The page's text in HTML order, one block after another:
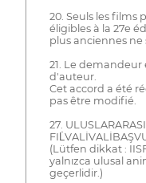
20. Seuls les films
éligibles à la 27e
plus anciennes ne
21. Le demandeur
d'auteur.
Cet accord a été
pas être modifié.
27.
(Lütfen dikkat :
yalnızca ulusal
geçerlidir.)